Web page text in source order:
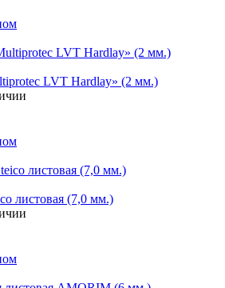
LVT Hardlay» (2 мм.)
листовая (7,0 мм.)